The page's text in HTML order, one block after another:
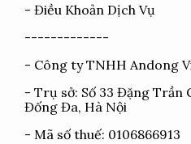
- Điều Khoản Dịch Vụ
-------------
- Công ty TNHH Andong
- Trụ sở: Số 33 Đặng Trần
Đống Đa, Hà Nội
- Mã số thuế: 0106866913